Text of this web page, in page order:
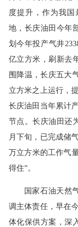
度提升，作为我
地，长庆油田今年
划今年投产气井
亿立方米，刷新去
围降温，长庆五大
立方米之上运行，
长庆油田当年累计
节点。长庆油田还
月下旬，已完成储
万立方米的工作气
得住”。
国家石油天然
调主体责任，早在
体化保供方案，深